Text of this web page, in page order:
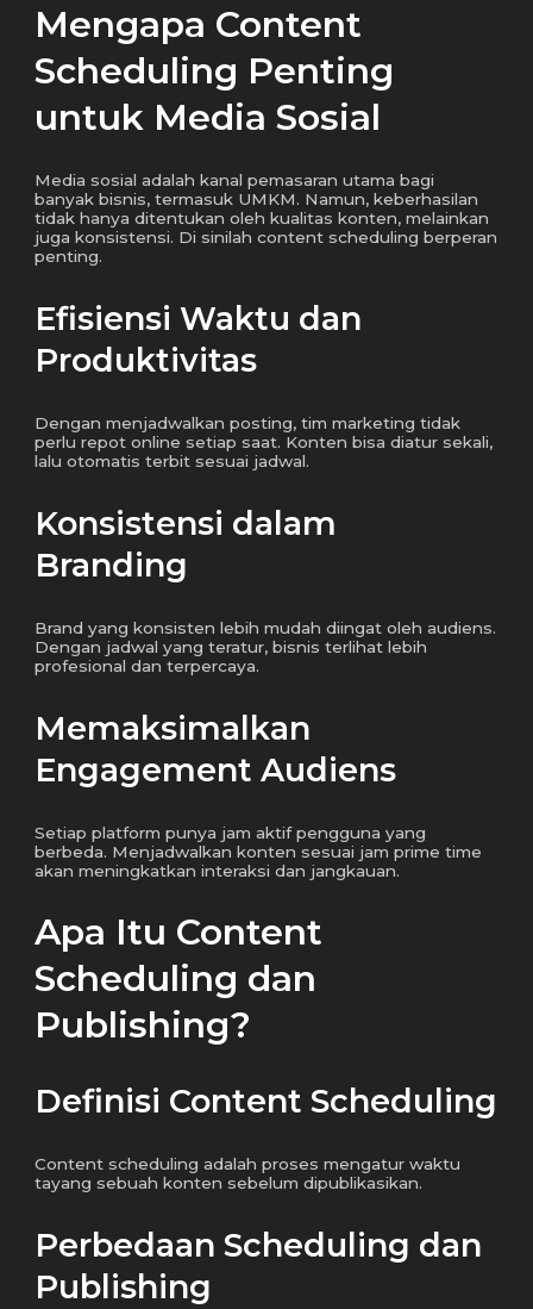
Mengapa Content
Scheduling Penting
untuk Media Sosial
Media sosial adalah kanal pemasaran utama bagi
banyak bisnis, termasuk UMKM. Namun, keberhasilan
tidak hanya ditentukan oleh kualitas konten, melainkan
juga konsistensi. Di sinilah content scheduling berperan
penting.
Efisiensi Waktu dan
Produktivitas
Dengan menjadwalkan posting, tim marketing tidak
perlu repot online setiap saat. Konten bisa diatur sekali,
lalu otomatis terbit sesuai jadwal.
Konsistensi dalam
Branding
Brand yang konsisten lebih mudah diingat oleh audiens.
Dengan jadwal yang teratur, bisnis terlihat lebih
profesional dan terpercaya.
Memaksimalkan
Engagement Audiens
Setiap platform punya jam aktif pengguna yang
berbeda. Menjadwalkan konten sesuai jam prime time
akan meningkatkan interaksi dan jangkauan.
Apa Itu Content
Scheduling dan
Publishing?
Definisi Content Scheduling
Content scheduling adalah proses mengatur waktu
tayang sebuah konten sebelum dipublikasikan.
Perbedaan Scheduling dan
Publishing